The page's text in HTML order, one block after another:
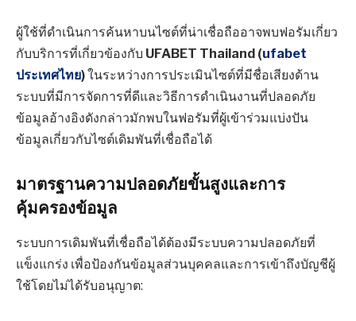
ผู้ใช้ที่ดำเนินการค้นหาบนไซต์ที่น่าเชื่อถืออาจพบฟอรัมเกี่ยว
กับบริการที่เกี่ยวข้องกับ UFABET Thailand (ufabet
ประเทศไทย)ในระหว่างการประเมินไซต์ที่มีชื่อเสียงด้าน
ระบบที่มีการจัดการที่ดีและวิธีการดำเนินงานที่ปลอดภัย
ข้อมูลอ้างอิงดังกล่าวมักพบในฟอรัมที่ผู้เข้าร่วมแบ่งปัน
ข้อมูลเกี่ยวกับไซต์เดิมพันที่เชื่อถือได้
มาตรฐานความปลอดภัยขั้นสูงและการ
คุ้มครองข้อมูล
ระบบการเดิมพันที่เชื่อถือได้ต้องมีระบบความปลอดภัยที่
แข็งแกร่ง เพื่อป้องกันข้อมูลส่วนบุคคลและการเข้าถึงบัญชีผู้
ใช้โดยไม่ได้รับอนุญาต: